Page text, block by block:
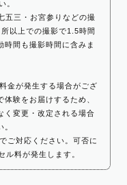
。
五三・お宮参りなどの撮
以上での撮影で1.5時間
時間も撮影時間に含みま
金が発生する場合がござ
験をお届けするため、
く変更・改定される場合
ご対応ください。可否に
ル料が発生します。